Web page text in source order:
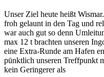
Unser Ziel heute heißt
froh gelaunt in den Tag und
war auch gut so denn
max 12 t brachten unseren
eine Extra-Runde am Hafen
pünktlich unseren Treffpunkt
kein Geringerer als